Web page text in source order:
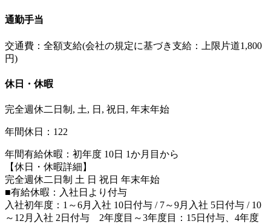
通勤手当
交通費：全額支給(会社の規定に基づき支給：上限片道1,800
円)
休日・休暇
完全週休二日制, 土, 日, 祝日, 年末年始
年間休日：122
年間有給休暇：初年度 10日 1か月目から
【休日・休暇詳細】
完全週休二日制 土 日 祝日 年末年始
■有給休暇：入社日より付与
入社初年度：1～6月入社 10日付与 / 7～9月入社 5日付与 / 10
～12月入社 2日付与 2年度目～3年度目：15日付与、4年度